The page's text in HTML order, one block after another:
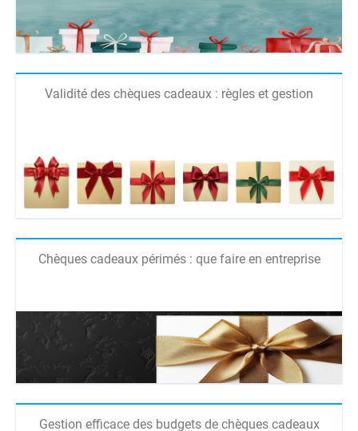
Validité des chèques cadeaux : règles et gestion
Chèques cadeaux périmés : que faire en entreprise
Gestion efficace des budgets de chèques cadeaux